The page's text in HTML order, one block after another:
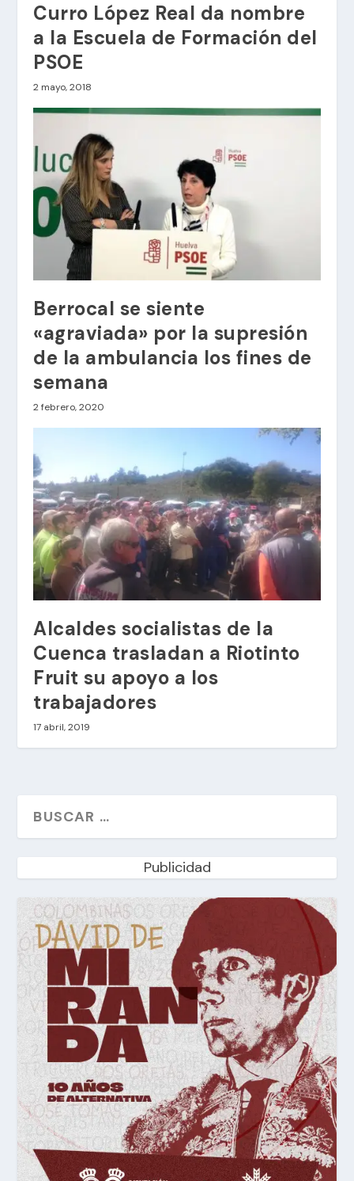
Curro López Real da nombre
a la Escuela de Formación del
PSOE
2 mayo, 2018
Berrocal se siente
«agraviada» por la supresión
de la ambulancia los fines de
semana
2 febrero, 2020
Alcaldes socialistas de la
Cuenca trasladan a Riotinto
Fruit su apoyo a los
trabajadores
17 abril, 2019
Publicidad